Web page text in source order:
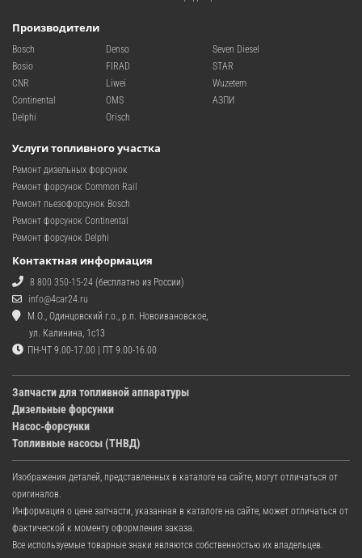
Производители
Bosch
Bosio
CNR
Continental
Delphi
Denso
FIRAD
Liwei
OMS
Orisch
Seven Diesel
STAR
Wuzetem
АЗПИ
Услуги топливного участка
Ремонт дизельных форсунок
Ремонт форсунок Common Rail
Ремонт пьезофорсунок Bosch
Ремонт форсунок Continental
Ремонт форсунок Delphi
Контактная информация
8 800 350-15-24 (бесплатно из России)
info@4car24.ru
М.О., Одинцовский г.о., р.п. Новоивановское,
ул. Калинина, 1с13
ПН-ЧТ 9.00-17.00 | ПТ 9.00-16.00
Запчасти для топливной аппаратуры
Дизельные форсунки
Насос-форсунки
Топливные насосы (ТНВД)
Изображения деталей, представленных в каталоге на сайте, могут отличаться от
оригиналов.
Информация о цене запчасти, указанная в каталоге на сайте, может отличаться от
фактической к моменту оформления заказа.
Все используемые товарные знаки являются собственностью их владельцев.